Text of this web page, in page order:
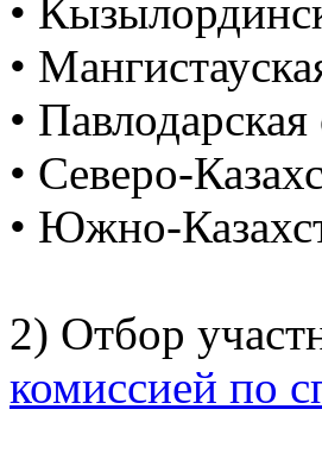
•
•
• Павлодарская
• Северо-
• Южно-
2) Отбор
комиссией по